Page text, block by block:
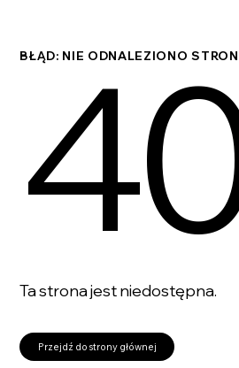
BŁĄD: NIE ODNALEZIONO
Ta strona jest niedostępna.
Przejdź do strony głównej